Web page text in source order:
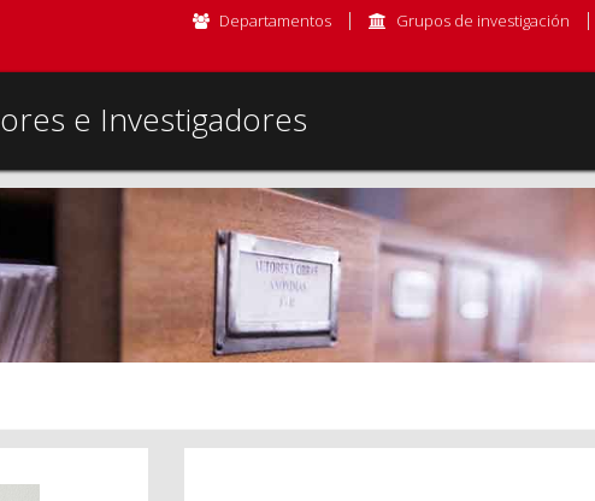
Departamentos Grupos de investigación
e Investigadores